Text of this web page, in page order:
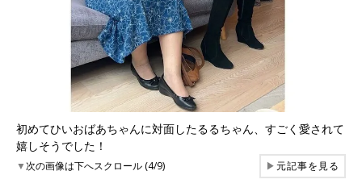
初めてひいおばあちゃんに対面したるるちゃん、すごく愛されて
嬉しそうでした！
▼次の画像は下へスクロール (4/9) ▶元記事を見る